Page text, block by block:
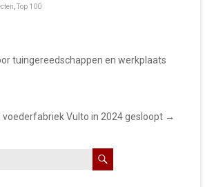
,Top 100
tuingereedschappen en werkplaats
voederfabriek Vulto in 2024 gesloopt →